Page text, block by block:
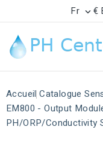
Fr  €
Accueil Catalogue
EM800 - Output
PH/ORP/Conductivity